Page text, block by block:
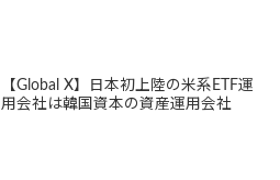
【Global X】日本初上陸の米系ETF運
用会社は韓国資本の資産運用会社